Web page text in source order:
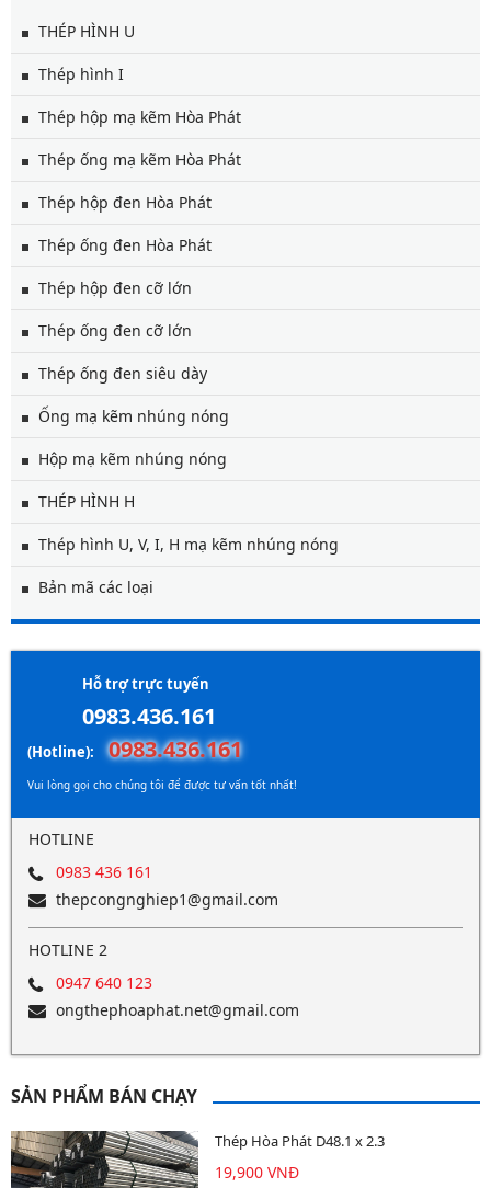
THÉP HÌNH U
Thép hình I
Thép hộp mạ kẽm Hòa Phát
Thép ống mạ kẽm Hòa Phát
Thép hộp đen Hòa Phát
Thép ống đen Hòa Phát
Thép hộp đen cỡ lớn
Thép ống đen cỡ lớn
Thép ống đen siêu dày
Ống mạ kẽm nhúng nóng
Hộp mạ kẽm nhúng nóng
THÉP HÌNH H
Thép hình U, V, I, H mạ kẽm nhúng nóng
Bản mã các loại
Hỗ trợ trực tuyến
0983.436.161
(Hotline): 0983.436.161
Vui lòng gọi cho chúng tôi để được tư vấn tốt nhất!
HOTLINE
0983 436 161
thepcongnghiep1@gmail.com
HOTLINE 2
0947 640 123
ongthephoaphat.net@gmail.com
SẢN PHẨM BÁN CHẠY
Thép Hòa Phát D48.1 x 2.3
19,900 VNĐ